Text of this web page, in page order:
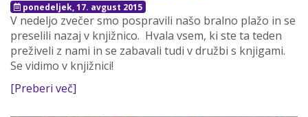
ponedeljek, 17. avgust 2015
V nedeljo zvečer smo pospravili našo bralno plažo in se
preselili nazaj v knjižnico. Hvala vsem, ki ste ta teden
preživeli z nami in se zabavali tudi v družbi s knjigami.
Se vidimo v knjižnici!
[Preberi več]